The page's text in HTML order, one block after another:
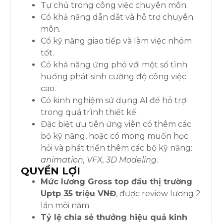
Tự chủ trong công việc chuyên môn.
Có khả năng dẫn dắt và hỗ trợ chuyên
môn.
Có kỹ năng giao tiếp và làm việc nhóm
tốt.
Có khả năng ứng phó với một số tình
huống phát sinh cường độ công việc
cao.
Có kinh nghiệm sử dụng AI để hỗ trợ
trong quá trình thiết kế.
Đặc biệt ưu tiên ứng viên có thêm các
bộ kỹ năng, hoặc có mong muốn học
hỏi và phát triển thêm các bộ kỹ năng:
animation, VFX, 3D Modeling.
QUYỀN LỢI
Mức lương Gross top đầu thị trường
Uptp 35 triệu VNĐ, được review lương 2
lần mỗi năm.
Tỷ lệ chia sẻ thưởng hiệu quả kinh